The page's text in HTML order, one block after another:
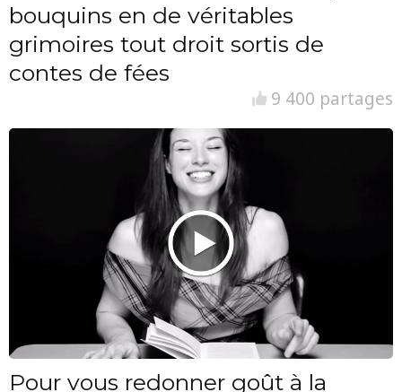
bouquins en de véritables
grimoires tout droit sortis de
contes de fées
9 400 partages
Pour vous redonner goût à la